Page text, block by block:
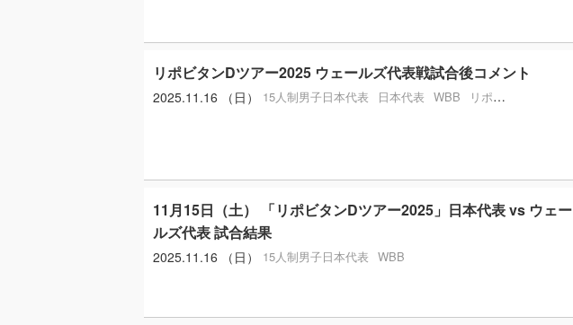
リポビタンDツアー2025 ウェールズ代表戦試合後コメント
2025.11.16 （日） 15人制男子日本代表 日本代表 WBB リポビタンDツアー2025
11月15日（土） 「リポビタンDツアー2025」日本代表 vs ウェー
ルズ代表 試合結果
2025.11.16 （日） 15人制男子日本代表 WBB